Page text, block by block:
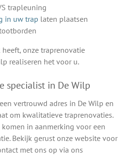
trapleuning
in uw trap laten plaatsen
onze traprenovatie
realiseren het voor u.
specialist in De Wilp
vertrouwd adres in De Wilp en
om kwalitatieve traprenovaties.
in aanmerking voor een
Bekijk gerust onze website voor
met ons op via ons